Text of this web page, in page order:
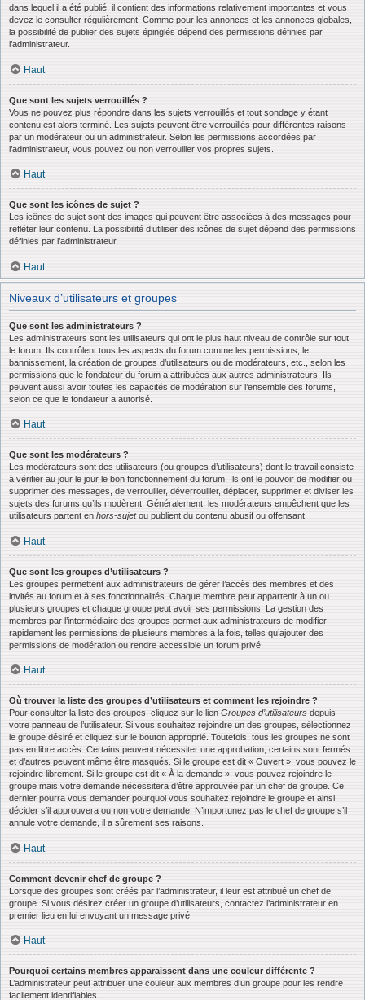
dans lequel il a été publié. il contient des informations relativement importantes et vous
devez le consulter régulièrement. Comme pour les annonces et les annonces globales,
la possibilité de publier des sujets épinglés dépend des permissions définies par
l’administrateur.
Haut
Que sont les sujets verrouillés ?
Vous ne pouvez plus répondre dans les sujets verrouillés et tout sondage y étant
contenu est alors terminé. Les sujets peuvent être verrouillés pour différentes raisons
par un modérateur ou un administrateur. Selon les permissions accordées par
l’administrateur, vous pouvez ou non verrouiller vos propres sujets.
Haut
Que sont les icônes de sujet ?
Les icônes de sujet sont des images qui peuvent être associées à des messages pour
refléter leur contenu. La possibilité d’utiliser des icônes de sujet dépend des permissions
définies par l’administrateur.
Haut
Niveaux d’utilisateurs et groupes
Que sont les administrateurs ?
Les administrateurs sont les utilisateurs qui ont le plus haut niveau de contrôle sur tout
le forum. Ils contrôlent tous les aspects du forum comme les permissions, le
bannissement, la création de groupes d’utilisateurs ou de modérateurs, etc., selon les
permissions que le fondateur du forum a attribuées aux autres administrateurs. Ils
peuvent aussi avoir toutes les capacités de modération sur l’ensemble des forums,
selon ce que le fondateur a autorisé.
Haut
Que sont les modérateurs ?
Les modérateurs sont des utilisateurs (ou groupes d’utilisateurs) dont le travail consiste
à vérifier au jour le jour le bon fonctionnement du forum. Ils ont le pouvoir de modifier ou
supprimer des messages, de verrouiller, déverrouiller, déplacer, supprimer et diviser les
sujets des forums qu’ils modèrent. Généralement, les modérateurs empêchent que les
utilisateurs partent en hors-sujetou publient du contenu abusif ou offensant.
Haut
Que sont les groupes d’utilisateurs ?
Les groupes permettent aux administrateurs de gérer l’accès des membres et des
invités au forum et à ses fonctionnalités. Chaque membre peut appartenir à un ou
plusieurs groupes et chaque groupe peut avoir ses permissions. La gestion des
membres par l’intermédiaire des groupes permet aux administrateurs de modifier
rapidement les permissions de plusieurs membres à la fois, telles qu’ajouter des
permissions de modération ou rendre accessible un forum privé.
Haut
Où trouver la liste des groupes d’utilisateurs et comment les rejoindre ?
Pour consulter la liste des groupes, cliquez sur le lien Groupes d’utilisateurs depuis
votre panneau de l’utilisateur. Si vous souhaitez rejoindre un des groupes, sélectionnez
le groupe désiré et cliquez sur le bouton approprié. Toutefois, tous les groupes ne sont
pas en libre accès. Certains peuvent nécessiter une approbation, certains sont fermés
et d’autres peuvent même être masqués. Si le groupe est dit « Ouvert », vous pouvez le
rejoindre librement. Si le groupe est dit « À la demande », vous pouvez rejoindre le
groupe mais votre demande nécessitera d’être approuvée par un chef de groupe. Ce
dernier pourra vous demander pourquoi vous souhaitez rejoindre le groupe et ainsi
décider s’il approuvera ou non votre demande. N’importunez pas le chef de groupe s’il
annule votre demande, il a sûrement ses raisons.
Haut
Comment devenir chef de groupe ?
Lorsque des groupes sont créés par l’administrateur, il leur est attribué un chef de
groupe. Si vous désirez créer un groupe d’utilisateurs, contactez l’administrateur en
premier lieu en lui envoyant un message privé.
Haut
Pourquoi certains membres apparaissent dans une couleur différente ?
L’administrateur peut attribuer une couleur aux membres d’un groupe pour les rendre
facilement identifiables.